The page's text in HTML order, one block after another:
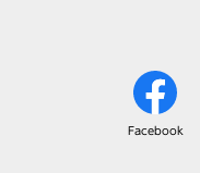
Facebook